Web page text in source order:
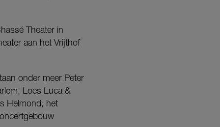
Theater in
aan het Vrijthof
onder meer Peter
Loes Luca &
Helmond, het